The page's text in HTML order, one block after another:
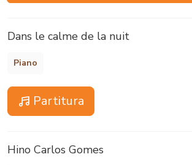
Dans le calme de la nuit
Piano
Partitura
Hino Carlos Gomes